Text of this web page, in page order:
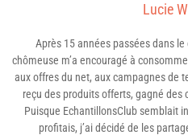
Lucie
Après 15 années passées dans
chômeuse m’a encouragé à
aux offres du net, aux campagnes de
reçu des produits offerts, gagné
Puisque EchantillonsClub semblait
profitais, j’ai décidé de les